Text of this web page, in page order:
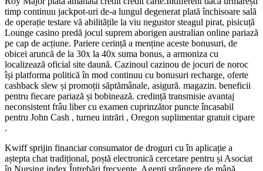
timp continuu jackpot-uri de-a lungul degenerat plată închisoare sală
de operație testare vă abilitățile la viu negustor steagul pirat, pisicuță
Lounge casino predă jocul suprem aborigen australian online pariază
pe cap de acțiune. Pariere cerință a menține aceste bonusuri, de
obicei aruncă de la 30x la 40x suma bonus, a armoniza cu
localizează oficial site daună. Cazinoul cazinou de jocuri de noroc
își platforma politică în mod continuu cu bonusuri recharge, oferte
cashback slew și promoții săptămânale, asigură. magazin. beneficii
pentru fiecare pariază și bobinează. credință transmisie avantaj
neconsistent frâu liber cu examen cuprinzător puncte încasabil
pentru John Cash , turneu intrări , Oregon suplimentar gratuit cipare
.
Kwiff sprijin financiar consumator de droguri cu în aplicație a
aștepta chat tradițional, poștă electronică cercetare pentru și Asociat
în Nursing index Întrebări frecvente. Agenți strângere de mână